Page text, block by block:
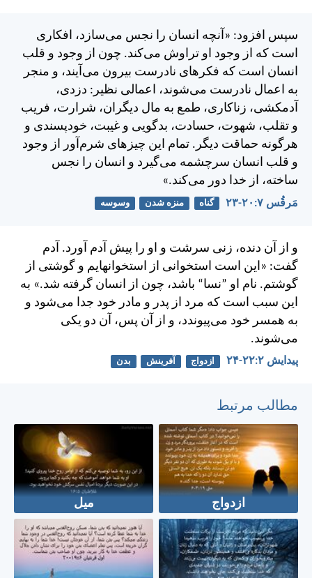
سپس افزود: «آنچه انسان را نجس می‌سازد، افكاری
است كه از وجود او تراوش می‌كند. چون از وجود و قلب
انسان است كه فكرهای نادرست بيرون می‌آيند، و منجر
به اعمال نادرست می‌شوند، اعمالی نظير: دزدی،
آدمکشی، زناكاری، طمع به مال ديگران، شرارت، فريب
و تقلب، شهوت، حسادت، بدگويی و غيبت، خودپسندی و
هرگونه حماقت ديگر. تمام اين چيزهای شرم‌آور از وجود
و قلب انسان سرچشمه می‌گيرد و انسان را نجس
ساخته، از خدا دور می‌كند.»
مَرقُس ۷:‏۲۰-‏۲۳ گناه منزه شدن وسوسه
و از آن دنده، زنی سرشت و او را پيش آدم آورد. آدم
گفت: «اين است استخوانی از استخوانهايم و گوشتی از
گوشتم. نام او ”نسا“ باشد، چون از انسان گرفته شد.» به
اين سبب است كه مرد از پدر و مادر خود جدا می‌شود و
به همسر خود می‌پيوندد، و از آن پس، آن دو يكی
می‌شوند.
پيدايش ۲:‏۲۲-‏۲۴ ازدواج آفرینش بدن
مطالب مرتبط
ازدواج میل